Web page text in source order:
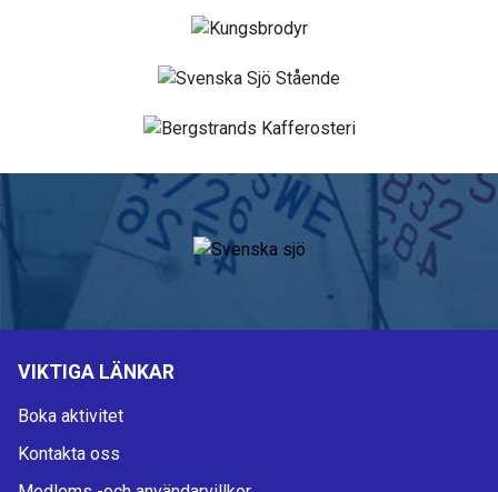
VIKTIGA LÄNKAR
Boka aktivitet
Kontakta oss